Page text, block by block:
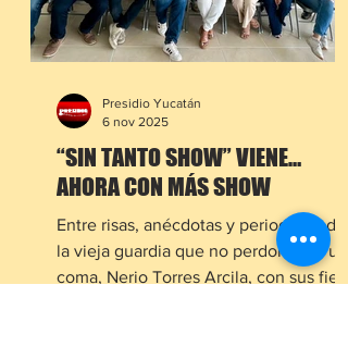
“SIN TANTO SHOW” VIENE…
AHORA CON MÁS SHOW
Entre risas, anécdotas y periodistas de
la vieja guardia que no perdonan ni una
coma, Nerio Torres Arcila, con sus
Presidio Yucatán
6 nov 2025